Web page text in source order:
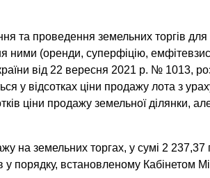
та проведення земельних торгів
ними (оренди, суперфіцію,
від 22 вересня 2021 р. № 1013,
у відсотках ціни продажу лота з
ціни продажу земельної ділянки,
на земельних торгах, у сумі 2 237,37
порядку, встановленому Кабінетом